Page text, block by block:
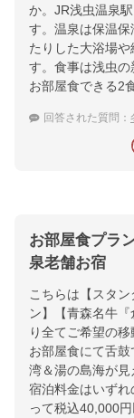
か。JR浅虫温泉
す。温泉は保温
たりした大浴場
す。食事は浅虫
お部屋食できる2
回答された質問：
お部屋食プラ
泉老舗お宿
こちらは【スタ
ン】【青森名牛
り全てご希望の
お部屋食にて舌
湾＆湯の島海が見
宿泊料金はいず
って税込40,000